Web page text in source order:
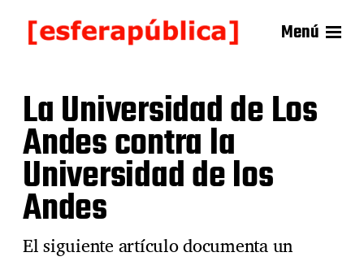
Menú
La Universidad de Los
Andes contra la
Universidad de los
Andes
El siguiente artículo documenta un